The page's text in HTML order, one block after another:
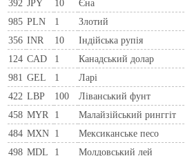
392 JPY 10 Єна
985 PLN 1 Злотий
356 INR 10 Індійська рупія
124 CAD 1 Канадський долар
981 GEL 1 Ларi
422 LBP 100 Ліванський фунт
458 MYR 1 Малайзійський ринггіт
484 MXN 1 Мексиканське песо
498 MDL 1 Молдовський лей